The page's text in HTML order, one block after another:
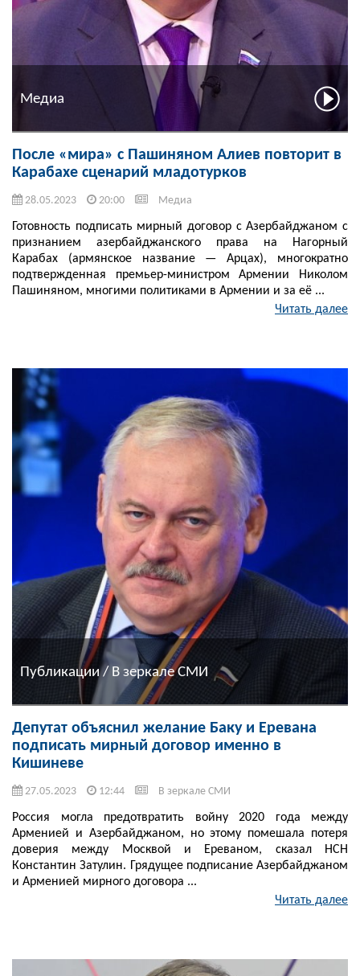
Медиа
После «мира» с Пашиняном Алиев повторит в
Карабахе сценарий младотурков
28.05.2023 20:00 Медиа
Готовность подписать мирный договор с Азербайджаном с
признанием азербайджанского права на Нагорный
Карабах (армянское название — Арцах), многократно
подтвержденная премьер-министром Армении Николом
Пашиняном, многими политиками в Армении и за её ...
Читать далее
Публикации / В зеркале СМИ
Депутат объяснил желание Баку и Еревана
подписать мирный договор именно в
Кишиневе
27.05.2023 12:44 В зеркале СМИ
Россия могла предотвратить войну 2020 года между
Арменией и Азербайджаном, но этому помешала потеря
доверия между Москвой и Ереваном, сказал НСН
Константин Затулин. Грядущее подписание Азербайджаном
и Арменией мирного договора ...
Читать далее